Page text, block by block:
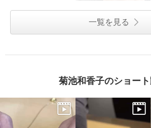
一覧を見る
菊池和香子のショー